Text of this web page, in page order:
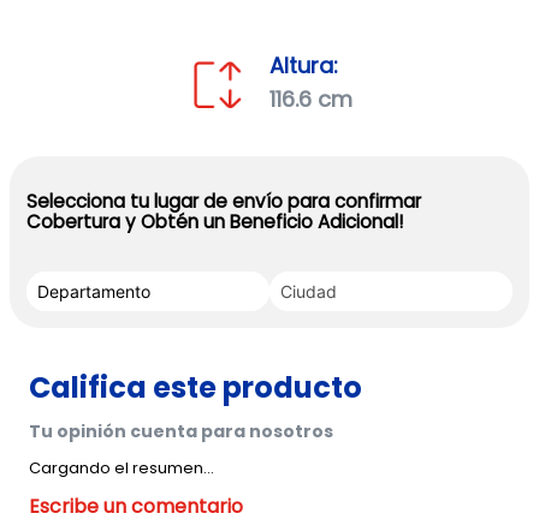
Altura:
116.6 cm
Selecciona tu lugar de envío para confirmar
Cobertura y Obtén un Beneficio Adicional!
Cargando el resumen…